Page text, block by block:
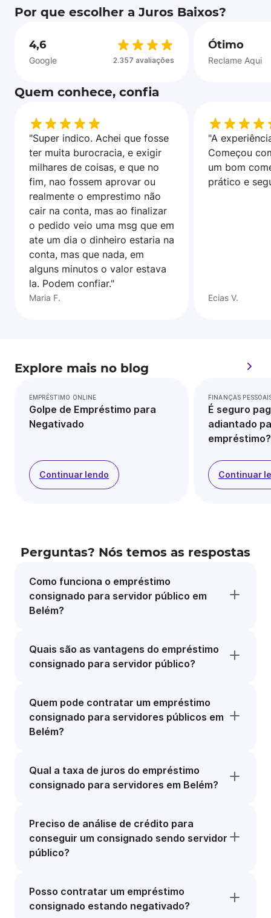
Por que escolher a Juros Baixos?
4,6
Google 2.357 avaliações
Ótimo
Reclame Aqui
Quem conhece, confia
"Super indico. Achei que fosse
ter muita burocracia, e exigir
milhares de coisas, e que no
fim, nao fossem aprovar ou
realmente o emprestimo não
cair na conta, mas ao finalizar
o pedido veio uma msg que em
ate um dia o dinheiro estaria na
conta, mas que nada, em
alguns minutos o valor estava
la. Podem confiar."
Maria F.
"A
Começou
um bom
prático e
Ecias V.
Explore mais no blog
EMPRÉSTIMO ONLINE
Golpe de Empréstimo para
Negativado
Continuar lendo
FINANÇAS
É seguro
adiantado
empréstimo?
Continuar
Perguntas? Nós temos as respostas
Como funciona o empréstimo
consignado para servidor público em
Belém?
Quais são as vantagens do empréstimo
consignado para servidor público?
Quem pode contratar um empréstimo
consignado para servidores públicos em
Belém?
Qual a taxa de juros do empréstimo
consignado para servidores em Belém?
Preciso de análise de crédito para
conseguir um consignado sendo servidor
público?
Posso contratar um empréstimo
consignado estando negativado?